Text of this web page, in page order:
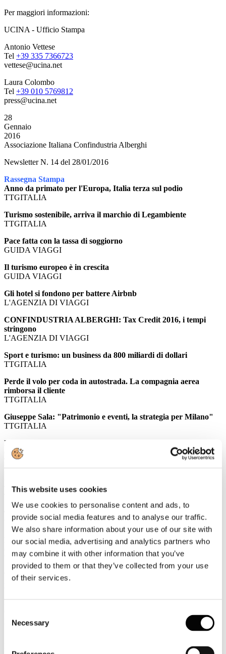
This website uses cookies
We use cookies to personalise content and ads, to
provide social media features and to analyse our traffic.
We also share information about your use of our site with
our social media, advertising and analytics partners who
may combine it with other information that you’ve
provided to them or that they’ve collected from your use
of their services.
Selection
Necessary
Per maggiori informazioni:
UCINA - Ufficio Stampa
Antonio Vettese
Tel +39 335 7366723
vettese@ucina.net
Laura Colombo
Tel +39 010 5769812
press@ucina.net
28
Gennaio
2016
Associazione Italiana Confindustria Alberghi
Newsletter N. 14 del 28/01/2016
Rassegna Stampa
Anno da primato per l'Europa, Italia terza sul podio
TTGITALIA
Turismo sostenibile, arriva il marchio di Legambiente
TTGITALIA
Pace fatta con la tassa di soggiorno
GUIDA VIAGGI
Il turismo europeo è in crescita
GUIDA VIAGGI
Gli hotel si fondono per battere Airbnb
L'AGENZIA DI VIAGGI
CONFINDUSTRIA ALBERGHI: Tax Credit 2016, i tempi
stringono
L'AGENZIA DI VIAGGI
Sport e turismo: un business da 800 miliardi di dollari
TTGITALIA
Perde il volo per coda in autostrada. La compagnia aerea
rimborsa il cliente
TTGITALIA
Giuseppe Sala: "Patrimonio e eventi, la strategia per Milano"
TTGITALIA
Boom per il turismo calcistico, tifosi negli stadi italiani di 75
diverse nazionalità
TRAVELNOSTOP
vigilanza
Trivago, nel 2015 i prezzi degli hotel italiani a +10%
WEBITMAG
Eurostat: Italia terza in Ue per il numero di notti dopo Spagna
WEBITMAG
Tutte le informazioni sono consultabili all'indirizzo
prima volta salvare Username e Password utilizzando il flag
"memorizza i dati di accesso".